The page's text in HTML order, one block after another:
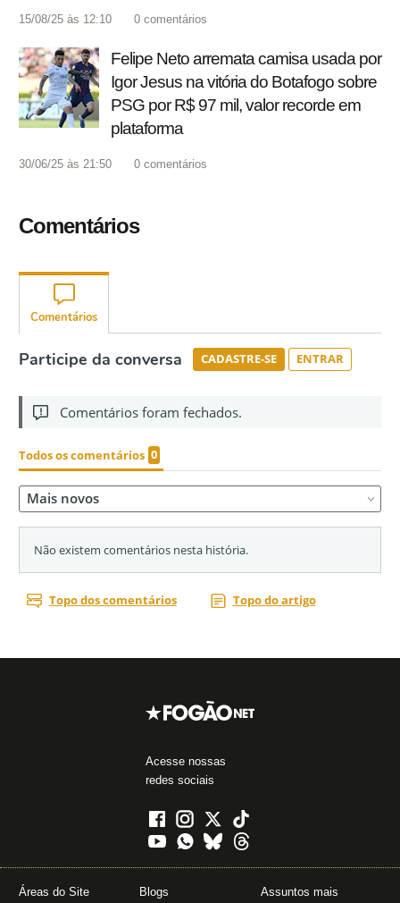
15/08/25 às 12:10 0 comentários
Felipe Neto arremata camisa usada por
Igor Jesus na vitória do Botafogo sobre
PSG por R$ 97 mil, valor recorde em
plataforma
30/06/25 às 21:50 0 comentários
Comentários
Acesse nossas
redes sociais
Áreas do Site Blogs
Assuntos mais